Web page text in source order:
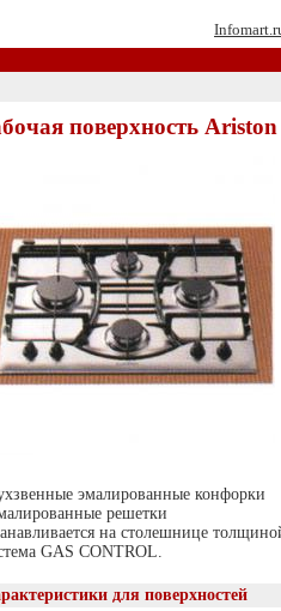
поверхность
эмалированные конфорки
решетки
на столешнице
GAS CONTROL.
для поверхностей